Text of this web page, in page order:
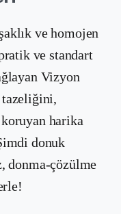
ve homojen
ve standart
Vizyon
tazeliğini,
koruyan harika
donuk
donma-çözülme